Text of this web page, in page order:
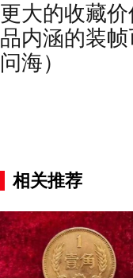
更大的收藏
品内涵的装
问海）
相关推荐